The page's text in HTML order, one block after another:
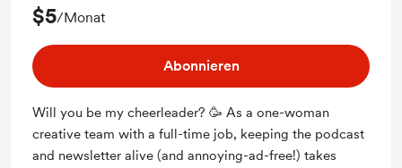
$5/Monat
Abonnieren
Will you be my cheerleader? 🥳 As a one-woman
creative team with a full-time job, keeping the podcast
and newsletter alive (and annoying-ad-free!) takes